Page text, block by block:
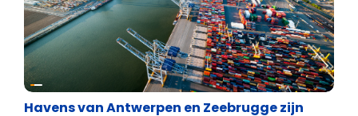
Energie en transport
Havens van Antwerpen en Zeebrugge zijn